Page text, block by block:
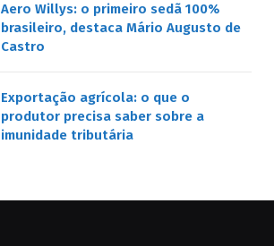
Aero Willys: o primeiro sedã 100%
brasileiro, destaca Mário Augusto de
Castro
Exportação agrícola: o que o
produtor precisa saber sobre a
imunidade tributária